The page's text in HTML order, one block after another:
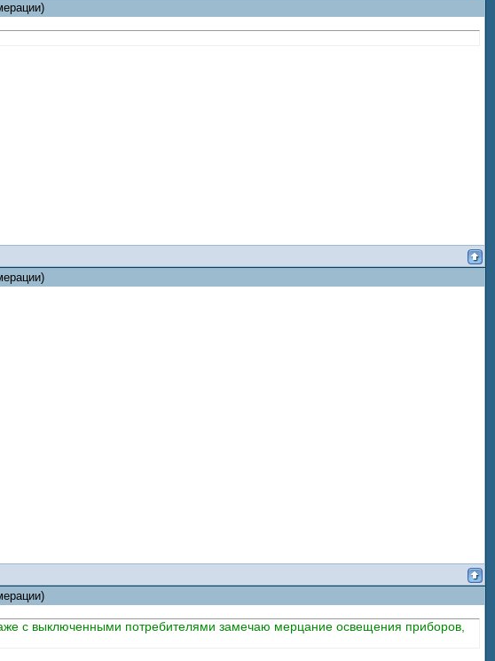
с выключенными потребителями замечаю мерцание освещения приборов,